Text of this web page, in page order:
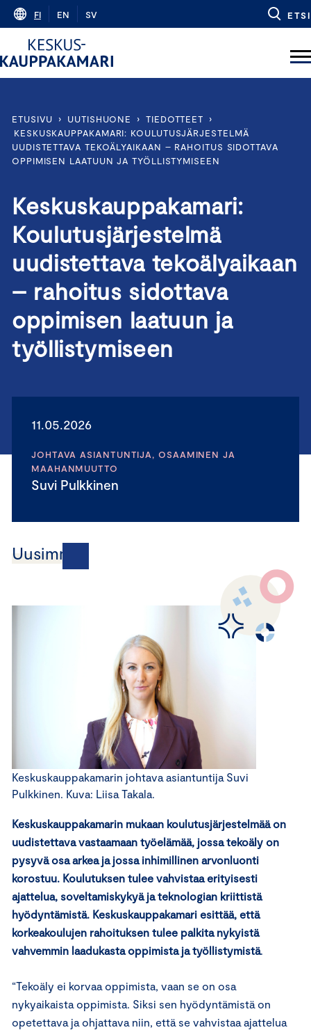
Skip
content
FI EN SV ETSI
ETUSIVU › UUTISHUONE › TIEDOTTEET
›
KESKUSKAUPPAKAMARI: KOULUTUSJÄRJESTELMÄ
UUDISTETTAVA TEKOÄLYAIKAAN – RAHOITUS SIDOTTAVA
OPPIMISEN LAATUUN JA TYÖLLISTYMISEEN
Keskuskauppakamari:
Koulutusjärjestelmä
uudistettava tekoälyaikaan
– rahoitus sidottava
oppimisen laatuun ja
työllistymiseen
11.05.2026
JOHTAVA ASIANTUNTIJA, OSAAMINEN JA
MAAHANMUUTTO
Suvi Pulkkinen
Uusimmat
Keskuskauppakamarin johtava asiantuntija Suvi
Pulkkinen. Kuva: Liisa Takala.
Keskuskauppakamarin mukaan koulutusjärjestelmää on
uudistettava vastaamaan työelämää, jossa tekoäly on
pysyvä osa arkea ja jossa inhimillinen arvonluonti
korostuu. Koulutuksen tulee vahvistaa erityisesti
ajattelua, soveltamiskykyä ja teknologian kriittistä
hyödyntämistä. Keskuskauppakamari esittää, että
korkeakoulujen rahoituksen tulee palkita nykyistä
vahvemmin laadukasta oppimista ja työllistymistä.
“Tekoäly ei korvaa oppimista, vaan se on osa
nykyaikaista oppimista. Siksi sen hyödyntämistä on
opetettava ja ohjattava niin, että se vahvistaa ajattelua